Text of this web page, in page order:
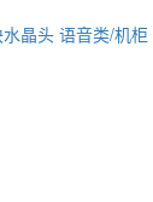
晶头 语音类/机柜